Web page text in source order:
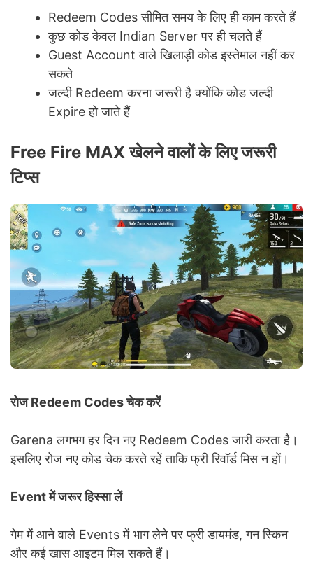
Redeem Codes सीमित समय के लिए ही काम करते हैं
कुछ कोड केवल Indian Server पर ही चलते हैं
Guest Account वाले खिलाड़ी कोड इस्तेमाल नहीं कर
सकते
जल्दी Redeem करना जरूरी है क्योंकि कोड जल्दी
Expire हो जाते हैं
Free Fire MAX खेलने वालों के लिए जरूरी
टिप्स
रोज Redeem Codes चेक करें
Garena लगभग हर दिन नए Redeem Codes जारी करता है।
इसलिए रोज नए कोड चेक करते रहें ताकि फ्री रिवॉर्ड मिस न हों।
Event में जरूर हिस्सा लें
गेम में आने वाले Events में भाग लेने पर फ्री डायमंड, गन स्किन
और कई खास आइटम मिल सकते हैं।